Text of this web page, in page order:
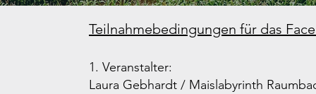
Teilnahmebedingungen für das
1. Veranstalter:
Laura Gebhardt / Maislabyrinth